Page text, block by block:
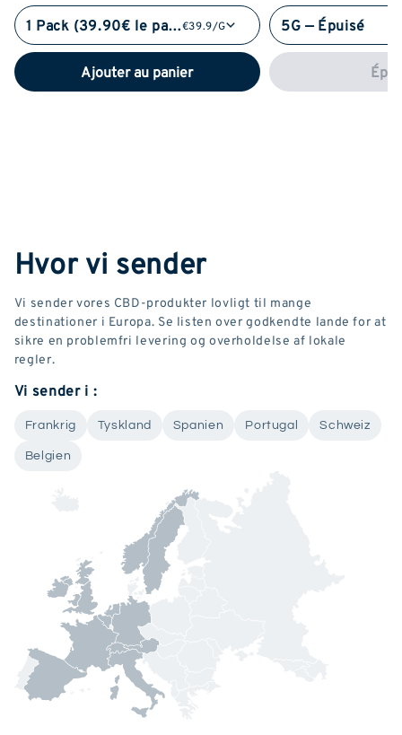
1 Pack (39.90€ le pack)€39.9/G
Ajouter au panier
5G — Épuisé
Hvor vi sender
Vi sender vores CBD-produkter lovligt til mange
destinationer i Europa. Se listen over godkendte lande for at
sikre en problemfri levering og overholdelse af lokale
regler.
Vi sender i :
Frankrig Tyskland Spanien Portugal Schweiz
Belgien